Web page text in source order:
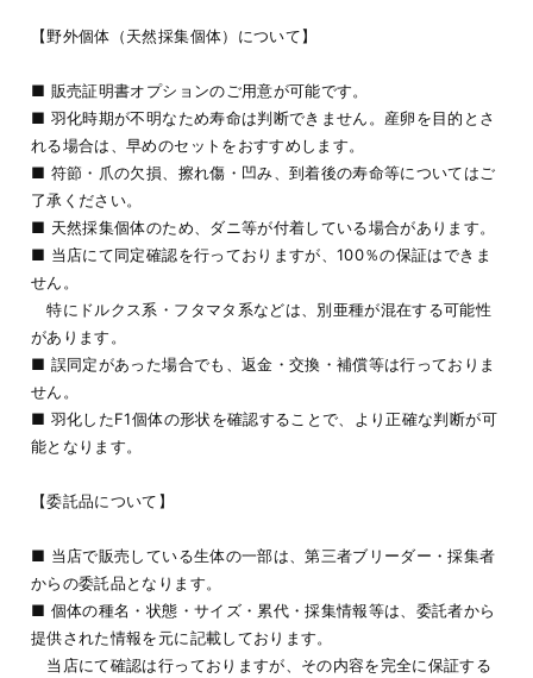
【野外個体（天然採集個体）について】
■ 販売証明書オプションのご用意が可能です。
■ 羽化時期が不明なため寿命は判断できません。産卵を目的とさ
れる場合は、早めのセットをおすすめします。
■ 符節・爪の欠損、擦れ傷・凹み、到着後の寿命等についてはご
了承ください。
■ 天然採集個体のため、ダニ等が付着している場合があります。
■ 当店にて同定確認を行っておりますが、100％の保証はできま
せん。
特にドルクス系・フタマタ系などは、別亜種が混在する可能性
があります。
■ 誤同定があった場合でも、返金・交換・補償等は行っておりま
せん。
■ 羽化したF1個体の形状を確認することで、より正確な判断が可
能となります。
【委託品について】
■ 当店で販売している生体の一部は、第三者ブリーダー・採集者
からの委託品となります。
■ 個体の種名・状態・サイズ・累代・採集情報等は、委託者から
提供された情報を元に記載しております。
当店にて確認は行っておりますが、その内容を完全に保証する